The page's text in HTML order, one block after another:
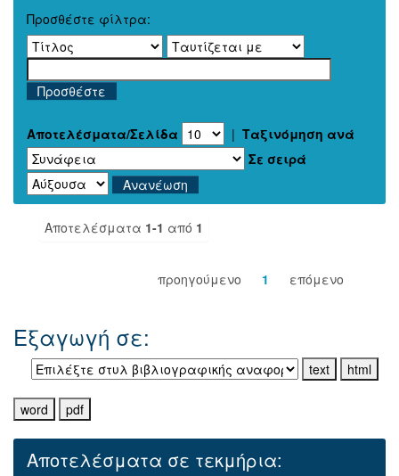
Προσθέστε φίλτρα:
Αποτελέσματα/Σελίδα | Ταξινόμηση ανά
Σε σειρά
Αποτελέσματα 1-1 από 1
προηγούμενο 1 επόμενο
Εξαγωγή σε:
Αποτελέσματα σε τεκμήρια: